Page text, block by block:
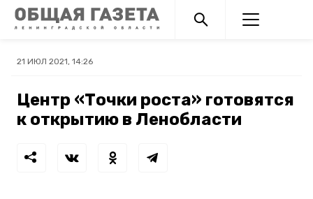
21 ИЮЛ 2021, 14:26
Центр «Точки роста» готовятся
к открытию в Ленобласти